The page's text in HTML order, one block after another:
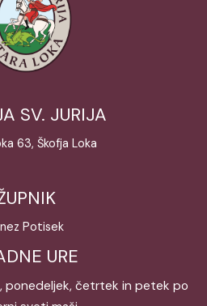
SV. JURIJA
63, Škofja Loka
Potisek
URE
ponedeljek, četrtek in petek po